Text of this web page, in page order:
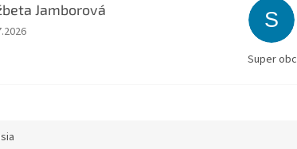
Jamborová
obchodu je 5 z 5 hviezdičiek. S
Super